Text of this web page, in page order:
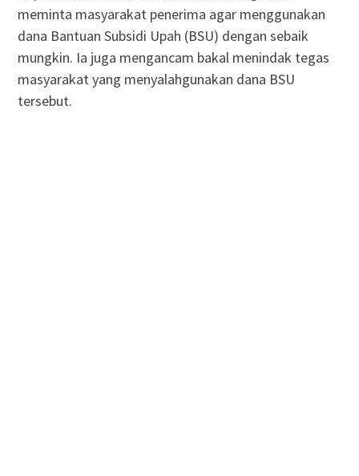
meminta masyarakat penerima agar menggunakan
dana Bantuan Subsidi Upah (BSU) dengan sebaik
mungkin. Ia juga mengancam bakal menindak tegas
masyarakat yang menyalahgunakan dana BSU
tersebut.